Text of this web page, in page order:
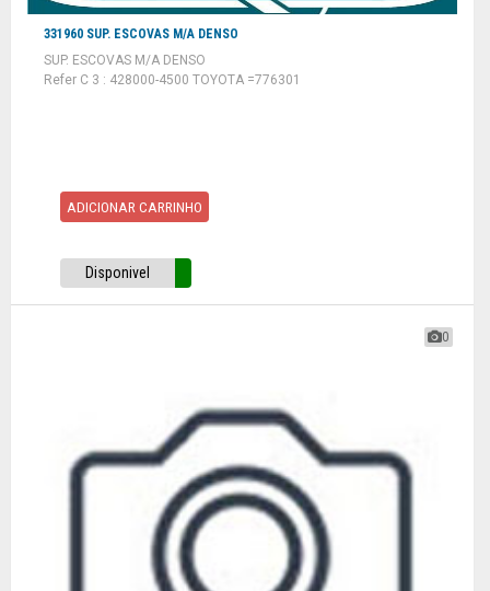
331960 SUP. ESCOVAS M/A DENSO
SUP. ESCOVAS M/A DENSO
Refer C 3 : 428000-4500 TOYOTA =776301
ADICIONAR CARRINHO
Disponivel
0